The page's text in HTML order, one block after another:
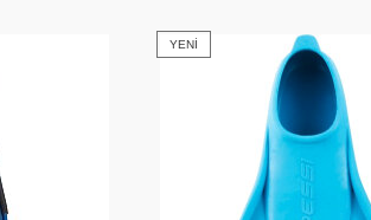
YENI